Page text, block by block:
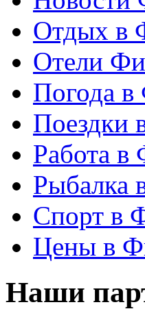
Отдых в
Отели
Погода
Поездки
Работа в
Рыбалка
Спорт в
Цены в
Наши